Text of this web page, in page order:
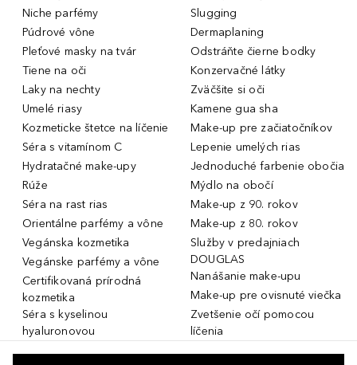
Niche parfémy
Púdrové vône
Pleťové masky na tvár
Tiene na oči
Laky na nechty
Umelé riasy
Kozmeticke štetce na líčenie
Séra s vitamínom C
Hydratačné make-upy
Rúže
Séra na rast rias
Orientálne parfémy a vône
Vegánska kozmetika
Vegánske parfémy a vône
Certifikovaná prírodná
kozmetika
Séra s kyselinou
hyaluronovou
Slugging
Dermaplaning
Odstráňte čierne bodky
Konzervačné látky
Zväčšite si oči
Kamene gua sha
Make-up pre začiatočníkov
Lepenie umelých rias
Jednoduché farbenie obočia
Mýdlo na obočí
Make-up z 90. rokov
Make-up z 80. rokov
Služby v predajniach
DOUGLAS
Nanášanie make-upu
Make-up pre ovisnuté viečka
Zvetšenie očí pomocou
líčenia